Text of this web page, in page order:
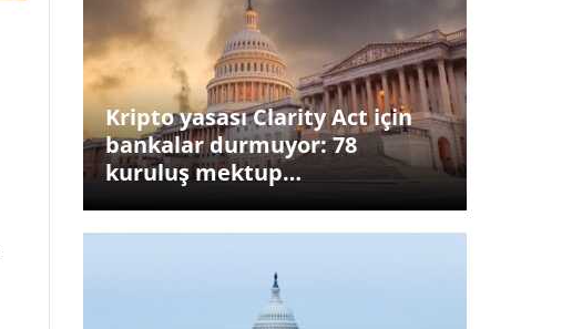
Kripto yasası Clarity Act için
bankalar durmuyor: 78
kuruluş mektup…